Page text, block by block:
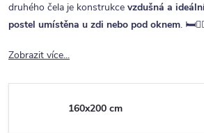
druhého čela je konstrukce vzdušná a
postel umístěna u zdi nebo pod oknem.
Zobrazit více...
160x200 cm